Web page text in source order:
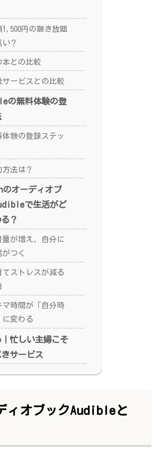
1,500円の聴き放題
い？
本との比較
サービスとの比較
の無料体験の登
体験の登録ステッ
方法は？
のオーディオブ
で生活がど
？
量が増え、自分に
がつく
てストレスが減る
マ時間が「自分時
に変わる
忙しい主婦こそ
サービス
ィオブックAudibleと